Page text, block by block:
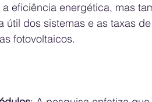
eficiência energética, mas
útil dos sistemas e as taxas
fotovoltaicos.